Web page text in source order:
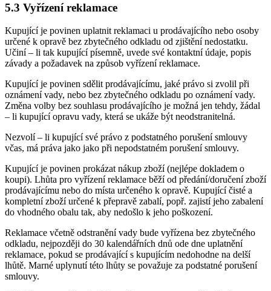
5.3 Vyřízení reklamace
Kupující je povinen uplatnit reklamaci u prodávajícího nebo osoby
určené k opravě bez zbytečného odkladu od zjištění nedostatku.
Učiní – li tak kupující písemně, uvede své kontaktní údaje, popis
závady a požadavek na způsob vyřízení reklamace.
Kupující je povinen sdělit prodávajícímu, jaké právo si zvolil při
oznámení vady, nebo bez zbytečného odkladu po oznámení vady.
Změna volby bez souhlasu prodávajícího je možná jen tehdy, žádal
– li kupující opravu vady, která se ukáže být neodstranitelná.
Nezvolí – li kupující své právo z podstatného porušení smlouvy
včas, má práva jako jako při nepodstatném porušení smlouvy.
Kupující je povinen prokázat nákup zboží (nejlépe dokladem o
koupi). Lhůta pro vyřízení reklamace běží od předání/doručení zboží
prodávajícímu nebo do místa určeného k opravě. Kupující čisté a
kompletní zboží určené k přepravě zabalí, popř. zajistí jeho zabalení
do vhodného obalu tak, aby nedošlo k jeho poškození.
Reklamace včetně odstranění vady bude vyřízena bez zbytečného
odkladu, nejpozději do 30 kalendářních dnů ode dne uplatnění
reklamace, pokud se prodávající s kupujícím nedohodne na delší
lhůtě. Marné uplynutí této lhůty se považuje za podstatné porušení
smlouvy.